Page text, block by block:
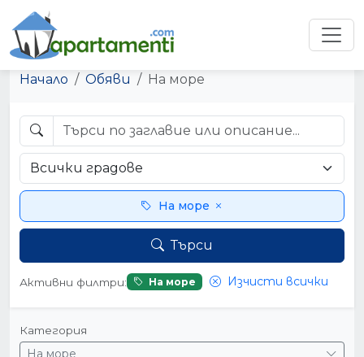
Начало Обяви На море
На море
Търси
Активни филтри: На море Изчисти всички
Категория
На море